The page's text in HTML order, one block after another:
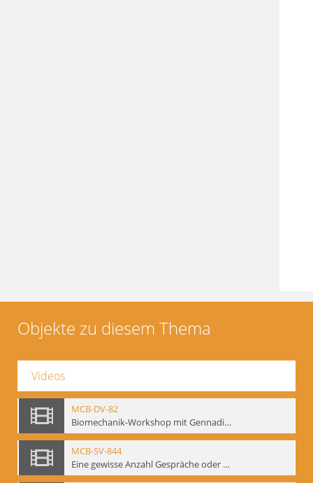
Objekte zu diesem Thema
Videos
MCB-DV-82
Biomechanik-Workshop mit Gennadij Bogdanow, Berlin, 1997
MCB-SV-844
Eine gewisse Anzahl Gespräche oder das völlig unbearbeitete Stundenbuch, Berlin 1995.